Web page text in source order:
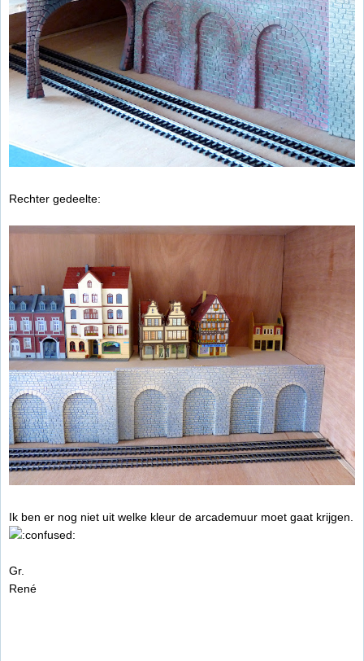
Rechter gedeelte:
Ik ben er nog niet uit welke kleur de arcademuur moet gaat krijgen.
Gr.
René